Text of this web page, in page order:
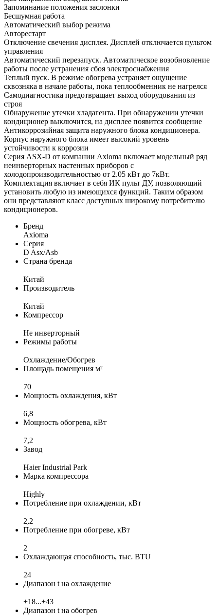
Запоминание положения заслонки
Бесшумная работа
Автоматический выбор режима
Авторестарт
Отключение свечения дисплея. Дисплей отключается пультом
управления
Автоматический перезапуск. Автоматическое возобновление
работы после устранения сбоя электроснабжения
Теплый пуск. В режиме обогрева устраняет ощущение
сквозняка в начале работы, пока теплообменник не нагрелся
Самодиагностика предотвращает выход оборудования из
строя
Обнаружение утечки хладагента. При обнаружении утечки
кондиционер выключится, на дисплее появится сообщение
Антикоррозийная защита наружного блока кондиционера.
Корпус наружного блока имеет высокий уровень
устойчивости к коррозии
Серия ASX-D от компании Axioma включает модельный ряд
неинверторных настенных приборов с
холодопроизводительностью от 2.05 кВт до 7кВт.
Комплектация включает в себя ИК пульт ДУ, позволяющий
установить любую из имеющихся функций. Таким образом
они представляют класс доступных широкому потребителю
кондиционеров.
Бренд
Axioma
Серия
D Asx/Asb
Страна бренда
Китай
Производитель
Китай
Компрессор
Не инверторный
Режимы работы
Охлаждение/Обогрев
Площадь помещения м²
70
Мощность охлаждения, кВт
6,8
Мощность обогрева, кВт
7,2
Завод
Haier Industrial Park
Марка компрессора
Highly
Потребление при охлаждении, кВт
2,2
Потребление при обогреве, кВт
2
Охлаждающая способность, тыс. BTU
24
Диапазон t на охлаждение
+18...+43
Диапазон t на обогрев